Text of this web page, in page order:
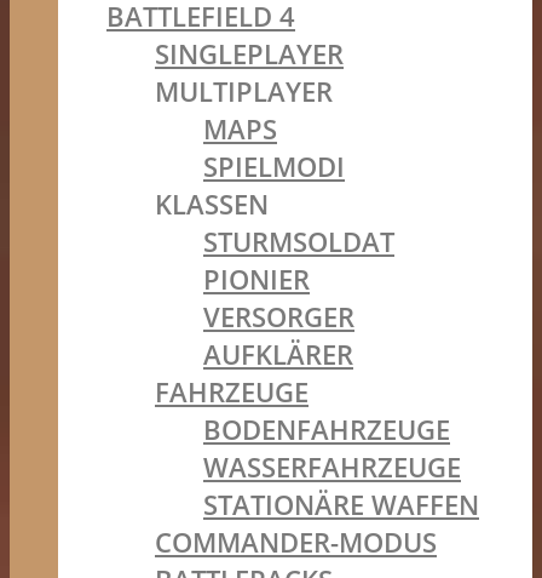
BATTLEFIELD 4
SINGLEPLAYER
MULTIPLAYER
MAPS
SPIELMODI
KLASSEN
STURMSOLDAT
PIONIER
VERSORGER
AUFKLÄRER
FAHRZEUGE
BODENFAHRZEUGE
WASSERFAHRZEUGE
STATIONÄRE WAFFEN
COMMANDER-MODUS